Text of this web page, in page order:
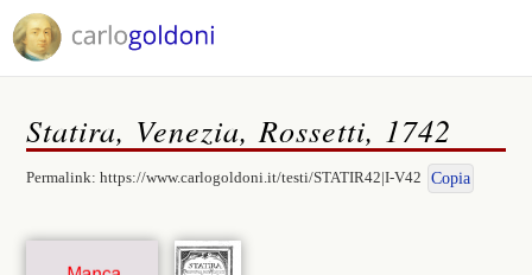
Statira, Venezia, Rossetti, 1742
Permalink:https://www.carlogoldoni.it/testi/STATIR42|I-V42 Copia